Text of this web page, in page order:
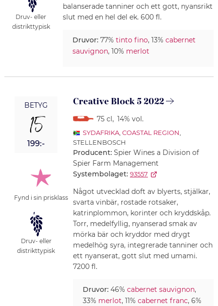
Druv- eller
distrikttypisk
balanserade tanniner och ett gott, nyansrikt
slut med en hel del ek. 600 fl.
Druvor:77% tinto fino, 13% cabernet
sauvignon, 10% merlot
BETYG
15
199:-
Fynd i sin prisklass
Druv- eller
distrikttypisk
Creative Block 5 2022
75 cl , 14% vol.
SYDAFRIKA, COASTAL REGION,
STELLENBOSCH
Producent: Spier Wines a Division of
Spier Farm Management
Systembolaget: 93557
Något utvecklad doft av blyerts, stjälkar,
svarta vinbär, rostade rotsaker,
katrinplommon, korinter och kryddskåp.
Torr, medelfyllig, nyanserad smak av
mörka bär och kryddor med drygt
medelhög syra, integrerade tanniner och
ett nyanserat, gott slut med umami.
7200 fl.
Druvor:46% cabernet sauvignon,
33% merlot, 11% cabernet franc, 6%